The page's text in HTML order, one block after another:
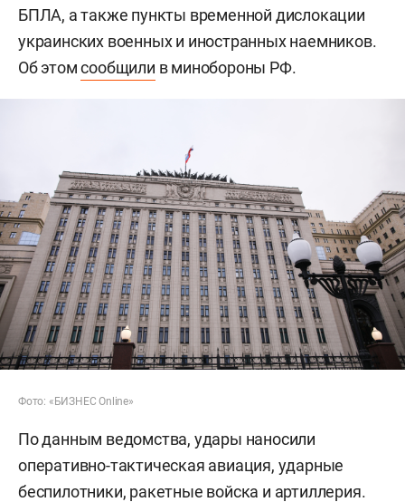
БПЛА, а также пункты временной дислокации
украинских военных и иностранных наемников.
Об этомсообщили в минобороны РФ.
Фото: «БИЗНЕС Online»
По данным ведомства, удары наносили
оперативно-тактическая авиация, ударные
беспилотники, ракетные войска и артиллерия.